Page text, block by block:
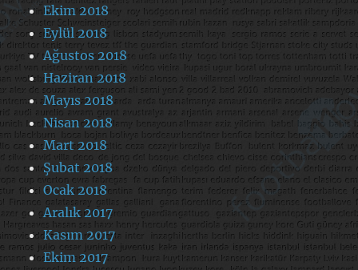
Ekim 2018
Eylül 2018
Ağustos 2018
Haziran 2018
Mayıs 2018
Nisan 2018
Mart 2018
Şubat 2018
Ocak 2018
Aralık 2017
Kasım 2017
Ekim 2017